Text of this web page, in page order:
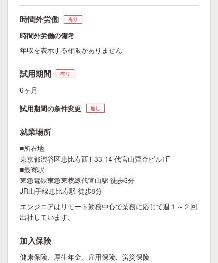
時間外労働 有り
時間外労働の備考
年収を表示する権限がありません
試用期間 有り
6ヶ月
試用期間の条件変更
無し
就業場所
■所在地
東京都渋谷区恵比寿西1-33-14 代官山齋金ビル1F
■最寄駅
東急電鉄東急東横線代官山駅 徒歩3分
JR山手線恵比寿駅 徒歩8分
エンジニアはリモート勤務中心で業務に応じて週１～２回
出社しています。
加入保険
健康保険、厚生年金、雇用保険、労災保険